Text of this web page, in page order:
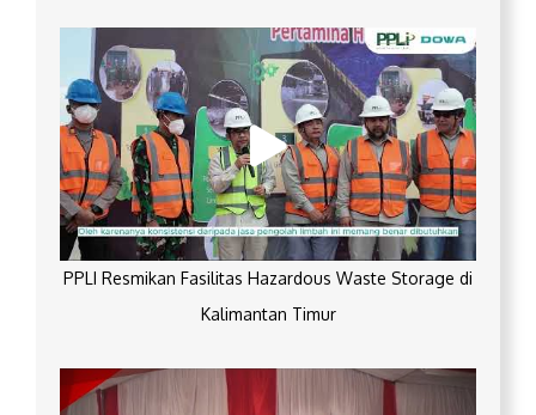
PPLI Resmikan Fasilitas Hazardous Waste Storage di
Kalimantan Timur